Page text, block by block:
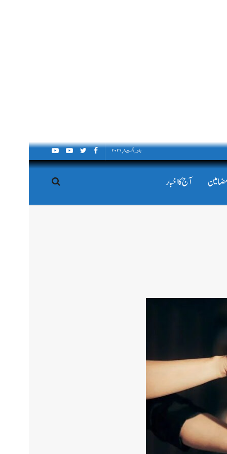
ہفتہ, اگست ۸, ۲۰۲۶
آج کا اخبار